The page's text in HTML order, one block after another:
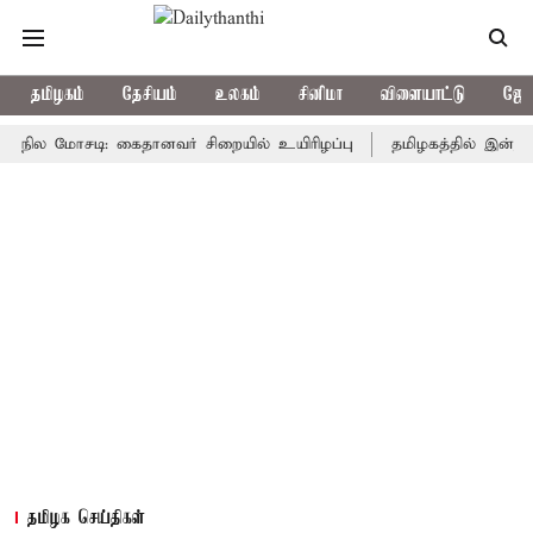
தமிழகம் தேசியம் உலகம் சினிமா விளையாட்டு
கைதானவர் சிறையில் உயிரிழப்பு தமிழகத்தில் இன்று
தமிழக செய்திகள்